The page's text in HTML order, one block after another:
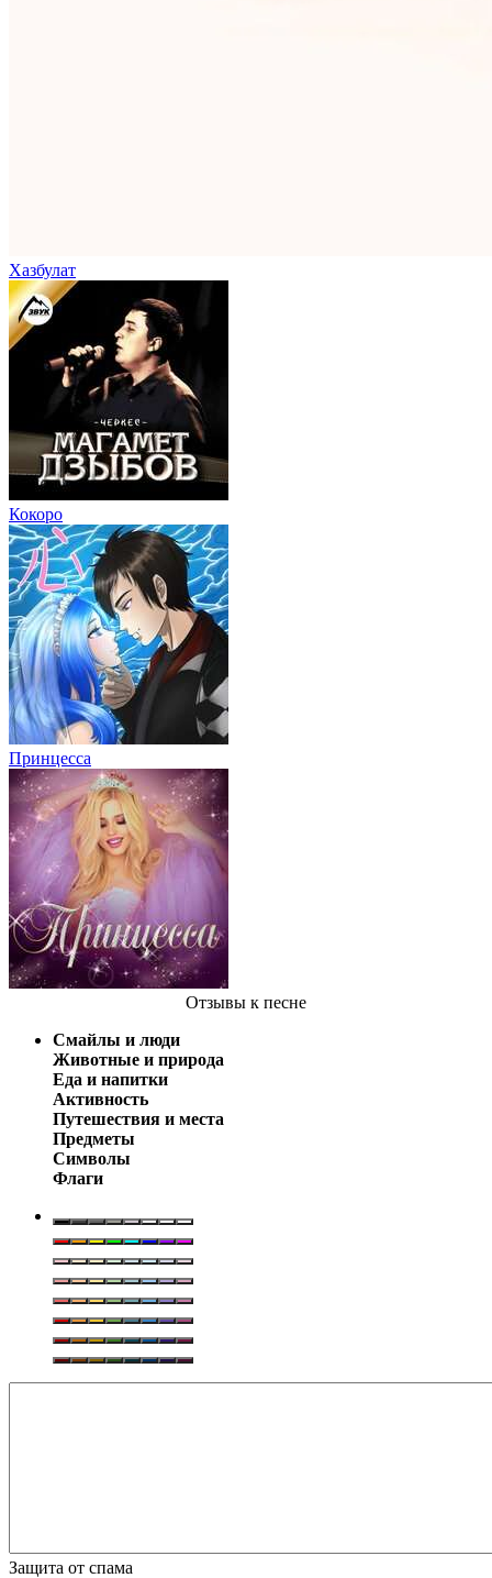
Хазбулат
Кокоро
Принцесса
Отзывы к песне
Смайлы и люди
Животные и природа
Еда и напитки
Активность
Путешествия и места
Предметы
Символы
Флаги
Защита от спама